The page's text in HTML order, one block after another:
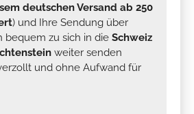
deutschen Versand ab 250
) und Ihre Sendung über
bequem zu sich in die Schweiz
weiter senden
und ohne Aufwand für